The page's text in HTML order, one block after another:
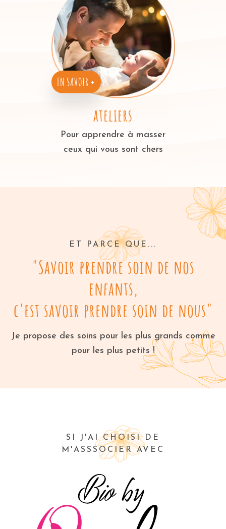
EN SAVOIR +
ateliers
Pour apprendre à masser
ceux qui vous sont chers
ET PARCE QUE...
"Savoir prendre soin de nos
enfants,
c'est savoir prendre soin de nous"
Je propose des soins pour les plus grands comme
pour les plus petits !
SI J'AI CHOISI DE
M'ASSSOCIER AVEC